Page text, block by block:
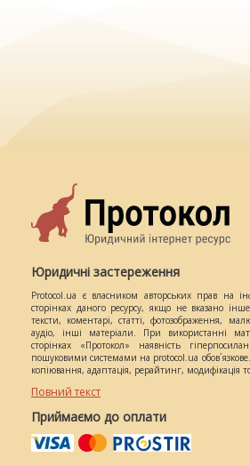
Юридичні застереження
Protocol.ua є власником авторських прав на
сторінках даного ресурсу, якщо не вказано
тексти, коментарі, статті, фотозображення,
аудіо, інші матеріали. При використанні
сторінках «Протокол» наявність
пошуковими системами на protocol.ua
копіювання, адаптація, рерайтинг, модифікація
Повний текст
Приймаємо до оплати